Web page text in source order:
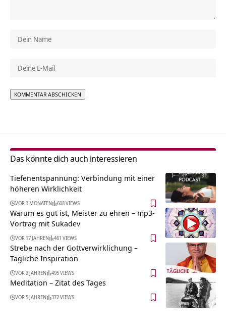
Das könnte dich auch interessieren
Tiefenentspannung: Verbindung mit einer
höheren Wirklichkeit
VOR 3 MONATEN 608 VIEWS
Warum es gut ist, Meister zu ehren – mp3-
Vortrag mit Sukadev
VOR 17 JAHREN 461 VIEWS
Strebe nach der Gottverwirklichung –
Tägliche Inspiration
VOR 2 JAHREN 495 VIEWS
Meditation – Zitat des Tages
VOR 5 JAHREN 372 VIEWS